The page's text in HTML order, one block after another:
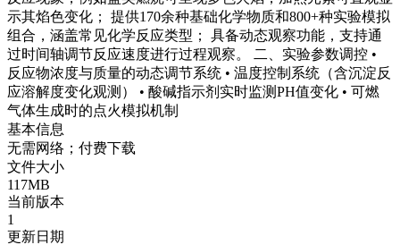
示其焰色变化‌； 提供170余种基础化学物质‌和800+种实验模拟
组合‌，涵盖常见化学反应类型； 具备动态观察功能，支持通
过时间轴调节反应速度进行过程观察‌。 二、实验参数调控 •
反应物浓度与质量的动态调节系统‌ • 温度控制系统（含沉淀反
应溶解度变化观测）‌ • 酸碱指示剂实时监测PH值变化‌ • 可燃
气体生成时的点火模拟机制‌
基本信息
无需网络；付费下载
文件大小
117MB
当前版本
1
更新日期